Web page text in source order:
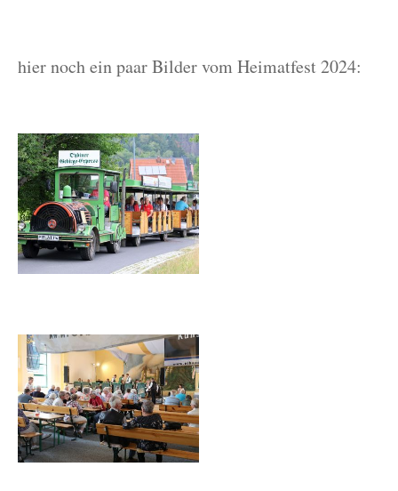
hier noch ein paar Bilder vom Heimatfest 2024: